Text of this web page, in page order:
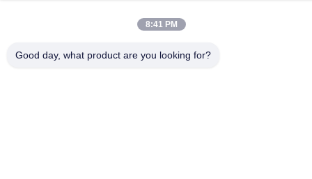
Hubungi Kami
MCREAT (GUANGZHOU) BIO-TECH
CO.,LTD
8:41 PM
Good day, what product are you looking for?